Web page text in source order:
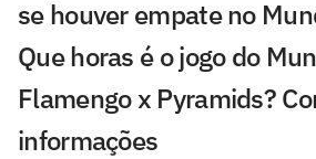
se houver empate no
Que horas é o jogo do
Flamengo x Pyramids?
informações